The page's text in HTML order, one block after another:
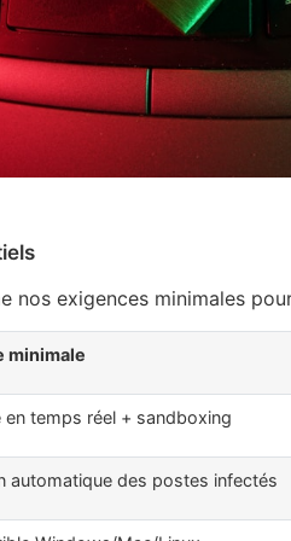
nos exigences minimales
minimale
en temps réel + sandboxing
automatique des postes infectés